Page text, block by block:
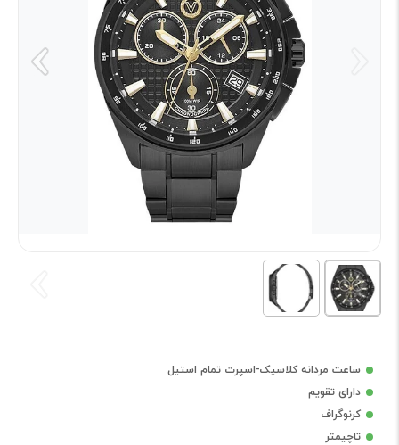
ساعت مردانه کلاسیک-اسپرت تمام استیل
دارای تقویم
کرنوگراف
تاچیمتر